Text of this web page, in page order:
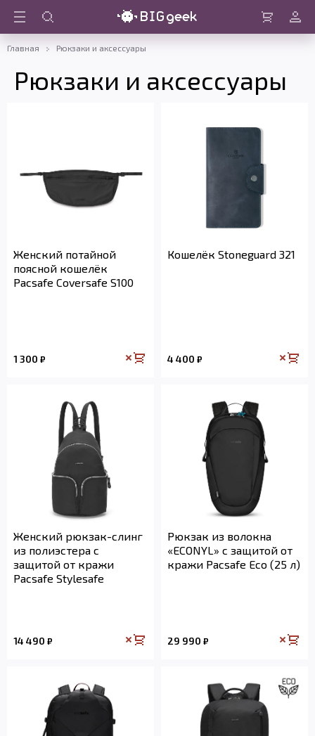
Войти
Главная Рюкзаки и аксессуары
Рюкзаки и аксессуары
Женский потайной
поясной кошелёк
Pacsafe Coversafe S100
1 300 ₽
Кошелёк Stoneguard 321
4 400 ₽
Женский рюкзак-слинг
из полиэстера с
защитой от кражи
Pacsafe Stylesafe
14 490 ₽
Рюкзак из волокна
«ECONYL» с защитой от
кражи Pacsafe Eco (25 л)
29 990 ₽